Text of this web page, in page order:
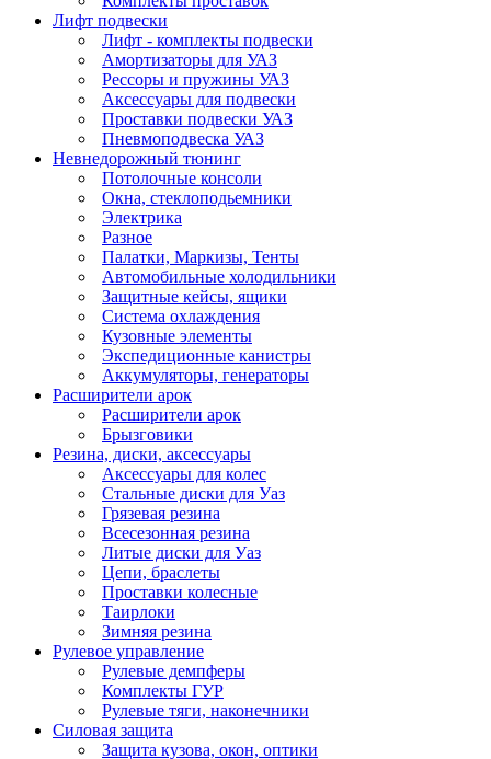
Лифт подвески
Лифт - комплекты подвески
Амортизаторы для УАЗ
Рессоры и пружины УАЗ
Аксессуары для подвески
Проставки подвески УАЗ
Пневмоподвеска УАЗ
Невнедорожный тюнинг
Потолочные консоли
Окна, стеклоподьемники
Электрика
Разное
Палатки, Маркизы, Тенты
Автомобильные холодильники
Защитные кейсы, ящики
Система охлаждения
Кузовные элементы
Экспедиционные канистры
Аккумуляторы, генераторы
Расширители арок
Расширители арок
Брызговики
Резина, диски, аксессуары
Аксессуары для колес
Стальные диски для Уаз
Грязевая резина
Всесезонная резина
Литые диски для Уаз
Цепи, браслеты
Проставки колесные
Таирлоки
Зимняя резина
Рулевое управление
Рулевые демпферы
Комплекты ГУР
Рулевые тяги, наконечники
Силовая защита
Защита кузова, окон, оптики